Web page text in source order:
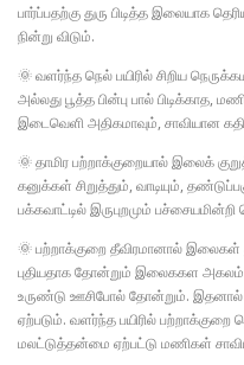
பார்ப்பதற்கு துரு பிடித்த இலையாக
நின்று விடும்.
🌞 வளர்ந்த நெல் பயிரில் சிறிய
அல்லது பூத்த பின்பு பால் பிடிக்காத,
இடைவெளி அதிகமாவும், சாவியான கதிர்
🌞 தாமிர பற்றாக்குறையால் இலைக்
கனுக்கள் சிறுத்தும், வாடியும்,
பக்கவாட்டில் இருபுறமும்
🌞 பற்றாக்குறை தீவிரமானால் இலைகள்
புதியதாக தோன்றும் இலைககள அகலம்
உருண்டு ஊசிபோல் தோன்றும். இதனால்
ஏற்படும். வளர்ந்த பயிரில் பற்றாக்குறை
மலட்டுத்தன்மை ஏற்பட்டு மணிகள்